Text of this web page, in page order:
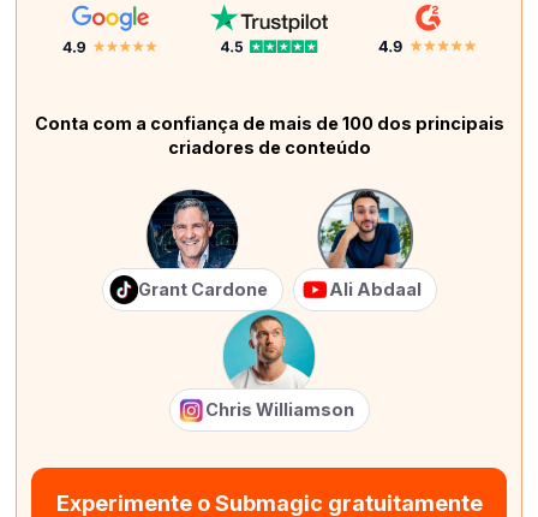
Conta com a confiança de mais de 100 dos principais
criadores de conteúdo
Grant Cardone Ali Abdaal
Chris Williamson
Experimente o Submagic gratuitamente